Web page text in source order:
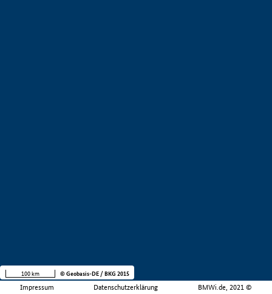
Impressum Datenschutzerklärung BMWi.de, 2021 ©
100 km © Geobasis-DE / BKG 2015